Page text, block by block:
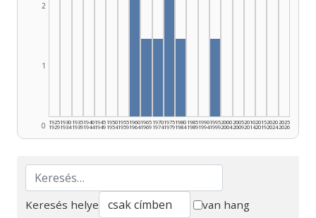
0
1
2
1925
1929
1930
1934
1935
1939
1940
1944
1945
1949
1950
1954
1955
1959
1960
1964
1965
1969
1970
1974
1975
1979
1980
1984
1985
1989
1990
1994
1995
1999
2000
2004
2005
2009
2010
2014
2015
2019
2020
2024
2025
2026
Keresés helye
van hang